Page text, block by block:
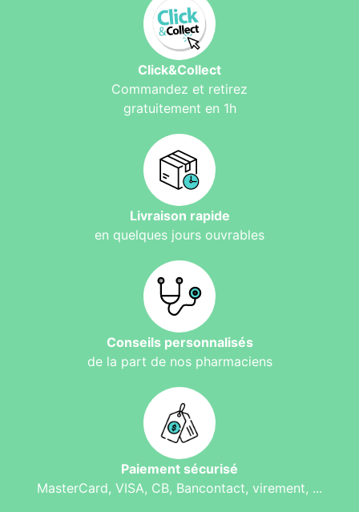
Click&Collect
Commandez et retirez
gratuitement en 1h
Livraison rapide
en quelques jours ouvrables
Conseils personnalisés
de la part de nos pharmaciens
Paiement sécurisé
MasterCard, VISA, CB, Bancontact, virement, ...